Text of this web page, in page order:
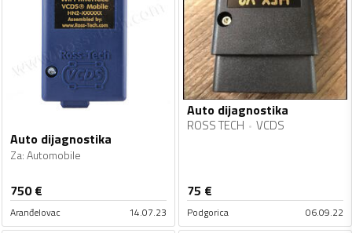
Auto dijagnostika
Za:Automobile
750€
Aranđelovac 14.07.23
Auto dijagnostika
ROSS TECH VCDS
75 €
Podgorica 06.09.22